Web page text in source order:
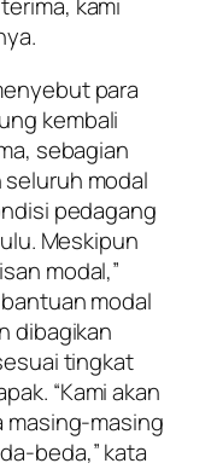
kami
para
kembali
sebagian
modal
pedagang
Meskipun
modal,”
modal
dibagikan
tingkat
“Kami akan
masing-masing
beda,” kata